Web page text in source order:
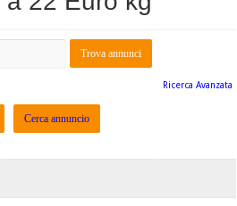
Ricerca Avanzata
Cerca annuncio